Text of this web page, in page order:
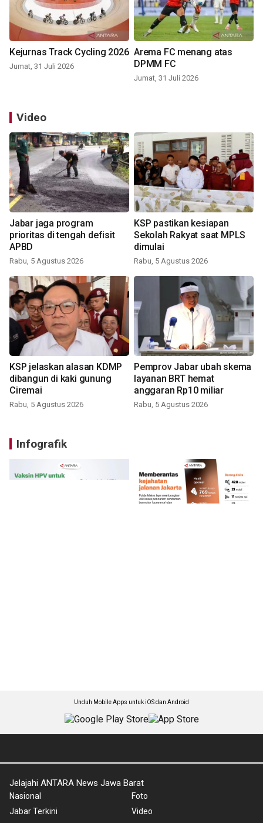
Kejurnas Track Cycling 2026
Jumat, 31 Juli 2026
Arema FC menang atas
DPMM FC
Jumat, 31 Juli 2026
Video
Jabar jaga program
prioritas di tengah defisit
APBD
Rabu, 5 Agustus 2026
KSP pastikan kesiapan
Sekolah Rakyat saat MPLS
dimulai
Rabu, 5 Agustus 2026
KSP jelaskan alasan KDMP
dibangun di kaki gunung
Ciremai
Rabu, 5 Agustus 2026
Pemprov Jabar ubah skema
layanan BRT hemat
anggaran Rp10 miliar
Rabu, 5 Agustus 2026
Infografik
Unduh Mobile Apps untuk iOS dan Android
Jelajahi ANTARA News Jawa Barat
Nasional
Jabar Terkini
Foto
Video